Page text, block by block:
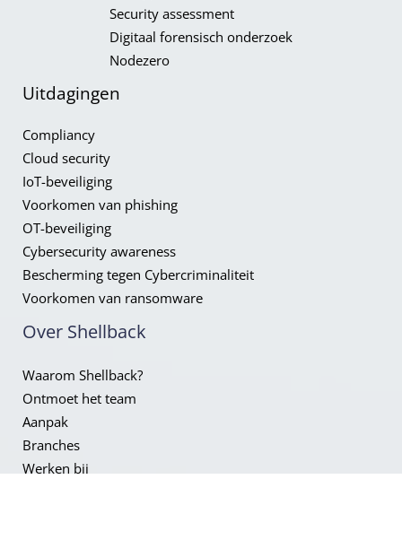
Security assessment
Digitaal forensisch onderzoek
Nodezero
Uitdagingen
Compliancy​
Cloud security
IoT-beveiliging
Voorkomen van phishing
OT-beveiliging
Cybersecurity awareness
Bescherming tegen Cybercriminaliteit
Voorkomen van ransomware
Over Shellback
Waarom Shellback?
Ontmoet het team
Aanpak
Branches
Werken bij